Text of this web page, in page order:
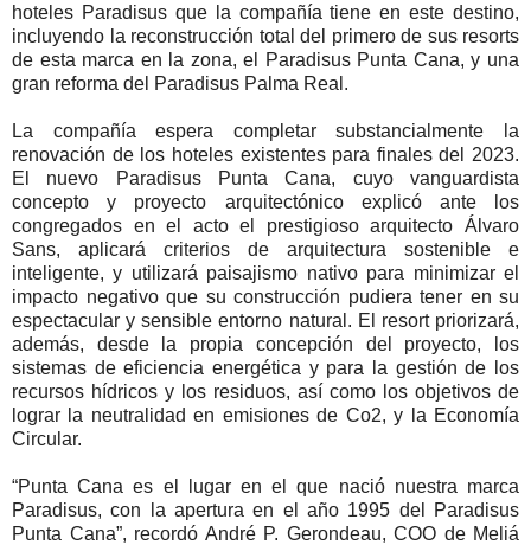
hoteles Paradisus que la compañía tiene en este destino,
incluyendo la reconstrucción total del primero de sus resorts
de esta marca en la zona, el Paradisus Punta Cana, y una
gran reforma del Paradisus Palma Real.
La compañía espera completar substancialmente la
renovación de los hoteles existentes para finales del 2023.
El nuevo Paradisus Punta Cana, cuyo vanguardista
concepto y proyecto arquitectónico explicó ante los
congregados en el acto el prestigioso arquitecto Álvaro
Sans, aplicará criterios de arquitectura sostenible e
inteligente, y utilizará paisajismo nativo para minimizar el
impacto negativo que su construcción pudiera tener en su
espectacular y sensible entorno natural. El resort priorizará,
además, desde la propia concepción del proyecto, los
sistemas de eficiencia energética y para la gestión de los
recursos hídricos y los residuos, así como los objetivos de
lograr la neutralidad en emisiones de Co2, y la Economía
Circular.
“Punta Cana es el lugar en el que nació nuestra marca
Paradisus, con la apertura en el año 1995 del Paradisus
Punta Cana”, recordó André P. Gerondeau, COO de Meliá